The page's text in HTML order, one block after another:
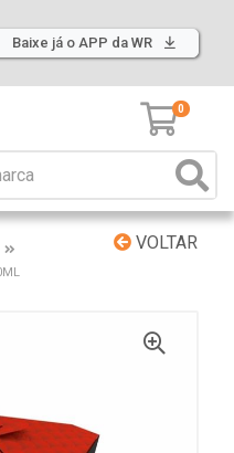
Baixe já o APP da WR
0
VOLTAR